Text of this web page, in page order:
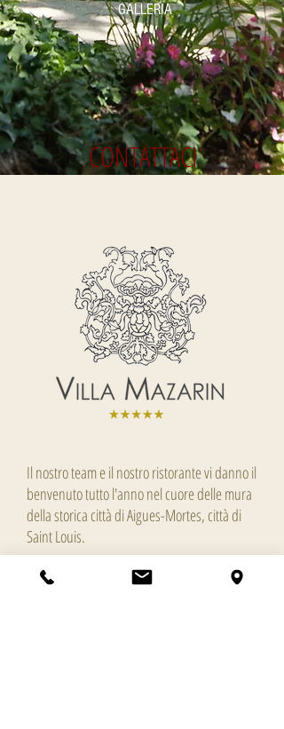
GALLERIA
CONTATTACI
Il nostro team e il nostro ristorante vi danno il
benvenuto tutto l'anno nel cuore delle mura
della storica città di Aigues-Mortes, città di
Saint Louis.
Ci occupiamo anche dei tuoi eventi